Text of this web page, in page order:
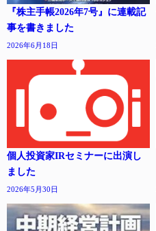
『株主手帳2026年7号』に連載記
事を書きました
2026年6月18日
個人投資家IRセミナーに出演し
ました
2026年5月30日